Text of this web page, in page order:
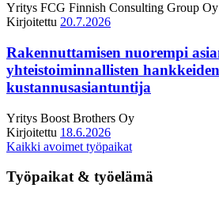
Yritys FCG Finnish Consulting Group Oy
Kirjoitettu 20.7.2026
Rakennuttamisen nuorempi
yhteistoiminnallisten
kustannusasiantuntija
Yritys Boost Brothers Oy
Kirjoitettu 18.6.2026
Kaikki avoimet työpaikat
Työpaikat & työelämä